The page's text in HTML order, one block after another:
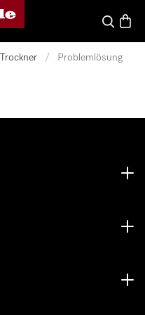
Suche
Trockner / Problemlösung